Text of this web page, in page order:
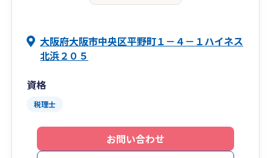
大阪府大阪市中央区平野町１－４－１ハイネス
北浜２０５
資格
税理士
お問い合わせ